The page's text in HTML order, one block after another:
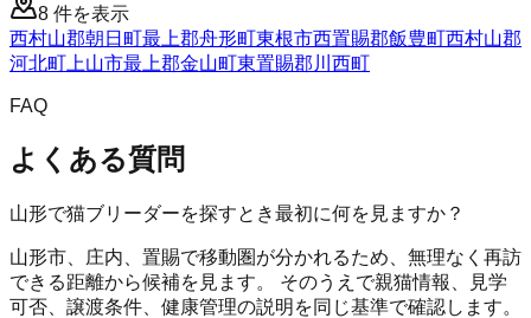
8 件を表示
西村山郡朝日町最上郡舟形町東根市西置賜郡飯豊町西村山郡
河北町 上山市最上郡金山町東置賜郡川西町
FAQ
よくある質問
山形で猫ブリーダーを探すとき最初に何を見ますか？
山形市、庄内、置賜で移動圏が分かれるため、無理なく再訪
できる距離から候補を見ます。 そのうえで親猫情報、見学
可否、譲渡条件、健康管理の説明を同じ基準で確認します。